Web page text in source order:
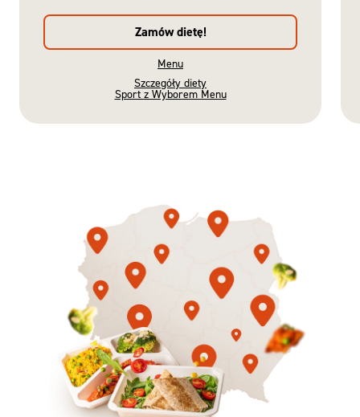
Zamów dietę!
Menu
Szczegóły diety
Sport z Wyborem Menu